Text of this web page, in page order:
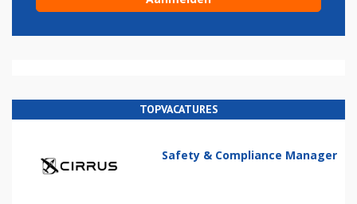
TOPVACATURES
Safety & Compliance Manager